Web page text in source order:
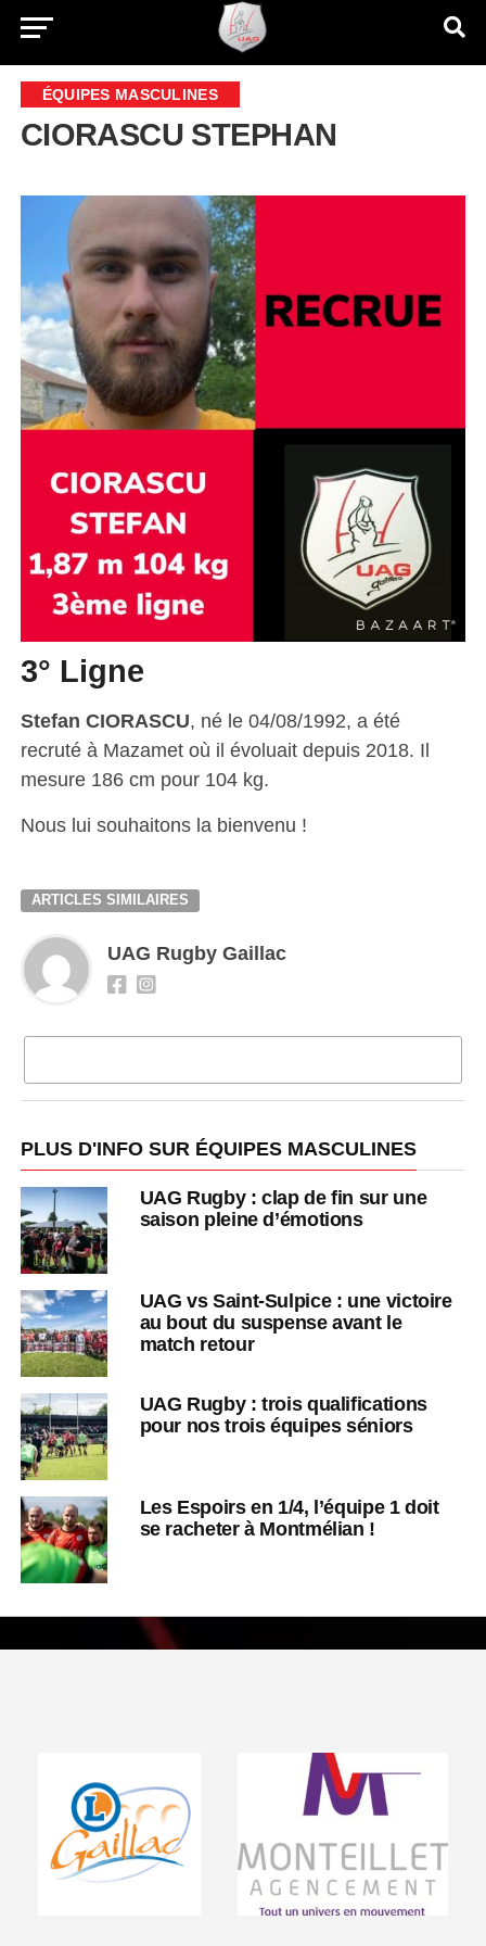
ÉQUIPES MASCULINES
CIORASCU STEPHAN
3° Ligne
Stefan CIORASCU, né le 04/08/1992, a été
recruté à Mazamet où il évoluait depuis 2018. Il
mesure 186 cm pour 104 kg.
Nous lui souhaitons la bienvenu !
ARTICLES SIMILAIRES
UAG Rugby Gaillac
PLUS D'INFO SUR ÉQUIPES MASCULINES
UAG Rugby : clap de fin sur une
saison pleine d’émotions
UAG vs Saint-Sulpice : une victoire
au bout du suspense avant le
match retour
UAG Rugby : trois qualifications
pour nos trois équipes séniors
Les Espoirs en 1/4, l’équipe 1 doit
se racheter à Montmélian !